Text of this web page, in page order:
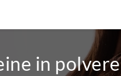
in polvere